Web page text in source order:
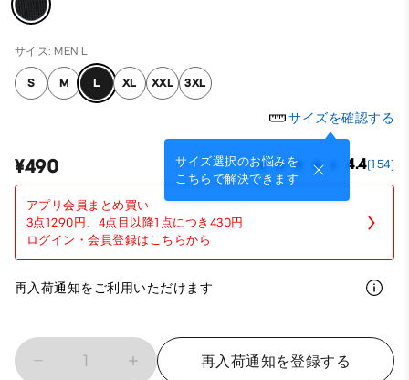
サイズ: MEN L
S M L XL XXL 3XL
サイズを確認する
サイズ選択のお悩みを
こちらで解決できます
¥490 4.4(154)
アプリ会員まとめ買い
3点1290円、4点目以降1点につき430円
ログイン・会員登録はこちらから
再入荷通知をご利用いただけます
1 再入荷通知を登録する